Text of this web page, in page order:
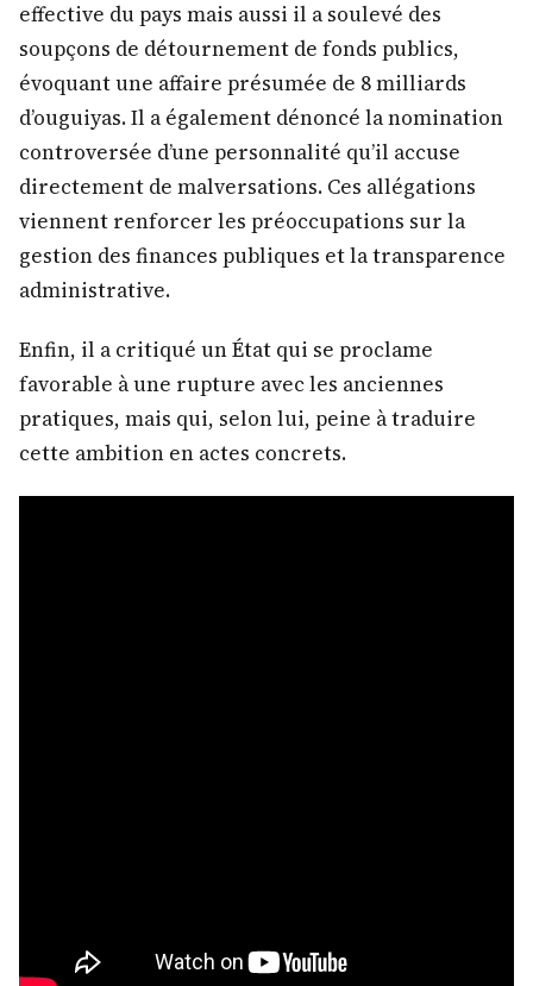
effective du pays mais aussi il a soulevé des
soupçons de détournement de fonds publics,
évoquant une affaire présumée de 8 milliards
d’ouguiyas. Il a également dénoncé la nomination
controversée d’une personnalité qu’il accuse
directement de malversations. Ces allégations
viennent renforcer les préoccupations sur la
gestion des finances publiques et la transparence
administrative.
Enfin, il a critiqué un État qui se proclame
favorable à une rupture avec les anciennes
pratiques, mais qui, selon lui, peine à traduire
cette ambition en actes concrets.